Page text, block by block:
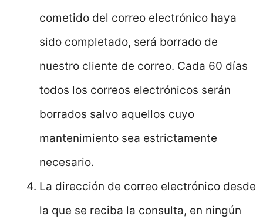
cometido del correo electrónico haya
sido completado, será borrado de
nuestro cliente de correo. Cada 60 días
todos los correos electrónicos serán
borrados salvo aquellos cuyo
mantenimiento sea estrictamente
necesario.
La dirección de correo electrónico desde
la que se reciba la consulta, en ningún